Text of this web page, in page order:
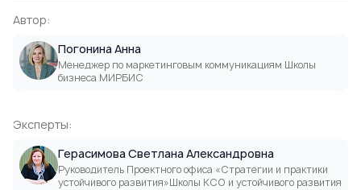
Автор:
Погонина Анна
Менеджер по маркетинговым коммуникациям Школы
бизнеса МИРБИС
Эксперты:
Герасимова Светлана Александровна
Руководитель Проектного офиса «Стратегии и практики
устойчивого развития»Школы КСО и устойчивого развития